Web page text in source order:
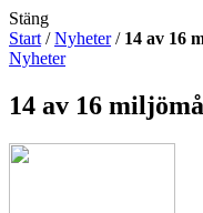
Stäng
Start /Nyheter/ 14 av 16
Nyheter
14 av 16